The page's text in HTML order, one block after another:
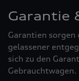
Garantie
Garantien sorgen
gelassener
sich zu den
Gebrauchtwagen.